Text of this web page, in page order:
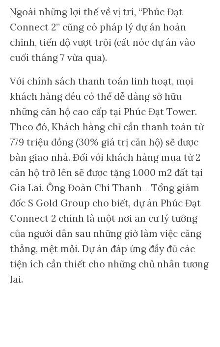
Ngoài những lợi thế về vị trí, “Phúc Đạt
Connect 2” cũng có pháp lý dự án hoàn
chỉnh, tiến độ vượt trội (cất nóc dự án vào
cuối tháng 7 vừa qua).
Với chính sách thanh toán linh hoạt, mọi
khách hàng đều có thể dễ dàng sở hữu
những căn hộ cao cấp tại Phúc Đạt Tower.
Theo đó, Khách hàng chỉ cần thanh toán từ
779 triệu đồng (30% giá trị căn hộ) sẽ được
bàn giao nhà. Đối với khách hàng mua từ 2
căn hộ trở lên sẽ được tặng 1.000 m2 đất tại
Gia Lai. Ông Đoàn Chí Thanh - Tổng giám
đốc S Gold Group cho biết, dự án Phúc Đạt
Connect 2 chính là một nơi an cư lý tưởng
của người dân sau những giờ làm việc căng
thẳng, mệt mỏi. Dự án đáp ứng đầy đủ các
tiện ích cần thiết cho những chủ nhân tương
lai.